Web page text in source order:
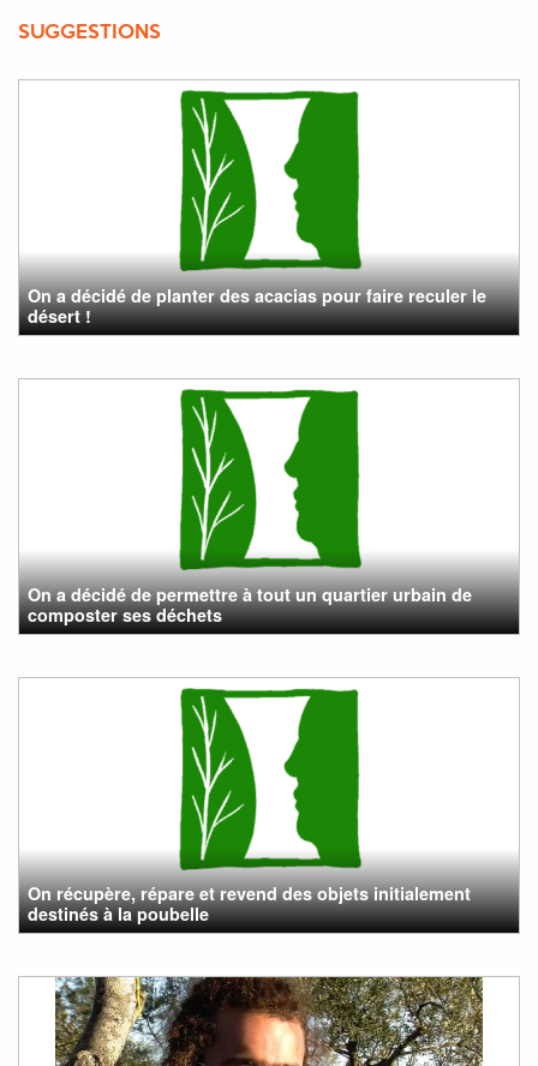
SUGGESTIONS
On a décidé de planter des acacias pour faire reculer le
désert !
On a décidé de permettre à tout un quartier urbain de
composter ses déchets
On récupère, répare et revend des objets initialement
destinés à la poubelle